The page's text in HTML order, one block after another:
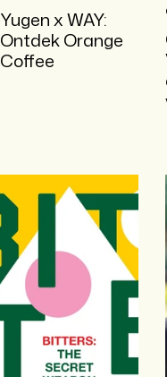
Yugen x WAY:
Ontdek Orange
Coffee